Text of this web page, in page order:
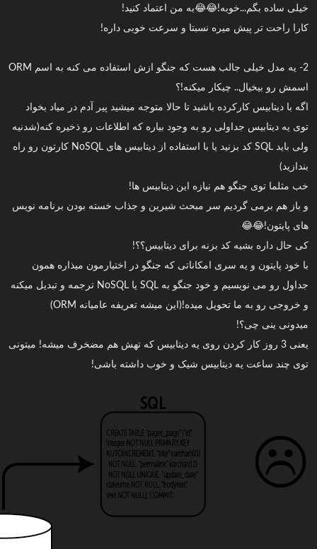
خیلی ساده بگم...خوبه!😂😂به من اعتماد کنید!
کارا راحت تر پیش میره نسبتا و سرعت خوبی داره!
2- یه مدل خیلی جالب هست که جنگو ازش استفاده می کنه به اسم ORM
اسمش رو بیخیال.. چیکار میکنه!؟
اگه با دیتابیس کارکرده باشید تا حالا متوجه میشید پیر آدم در میاد بخواد
توی یه دیتابیس جداولی رو به وجود بیاره که اطلاعات رو ذخیره کنه(شدنیه
ولی باید SQL کد بزنید یا با استفاده از دیتابیس های NoSQL کارتون رو راه
بندازید)
خب مثلما توی جنگو هم نیازه این دیتابیس ها!
و باز هم برمی گردیم سر مبحث شیرین و جذاب خسته بودن برنامه نویس
های پایتون!😂😂
کی حال داره بشیه کد بزنه برای دیتابیس؟؟!
با خود پایتون و یه سری امکاناتی که جنگو در اختیارمون میذاره همون
جداول رو می نویسیم و خود جنگو به SQL یا NoSQL ترجمه و تبدیل میکنه
و خروجی رو به ما تحویل میده!(این میشه تعریفه عامیانه ORM)
میدونی ینی چی؟!
یعنی 3 روز کار کردن روی یه دیتابیس که تهش هم مضخرف میشه! میتونی
توی چند ساعت یه دیتابیس شیک و خوب داشته باشی!